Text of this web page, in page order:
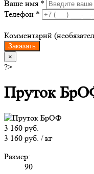
Ваше имя *
Телефон *
Комментарий
Заказать
×
?>
Пруток
3 160 руб.
3 160 руб. / кг
Размер:
90